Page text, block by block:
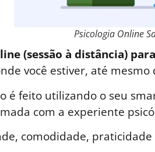
Psicologia Online
(sessão à distância)
você estiver, até mesmo
é feito utilizando o seu
com a experiente
comodidade,